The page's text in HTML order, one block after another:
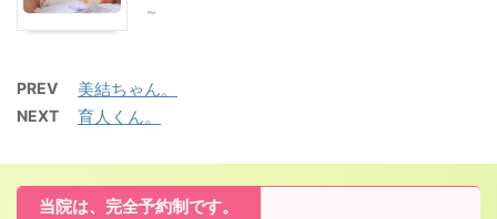
～
PREV 美結ちゃん。
NEXT 育人くん。
当院は、完全予約制です。